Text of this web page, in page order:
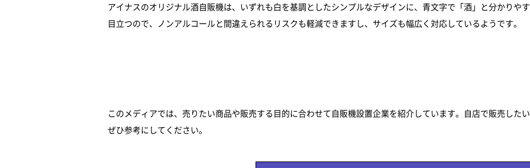
アイナスのオリジナル酒自販機は、いずれも白を基調としたシンプルなデザインに、青文字で「酒」と分かりや
目立つので、ノンアルコールと間違えられるリスクも軽減できますし、サイズも幅広く対応しているようです。
このメディアでは、売りたい商品や販売する目的に合わせて自販機設置企業を紹介しています。自店で販売した
ぜひ参考にしてください。